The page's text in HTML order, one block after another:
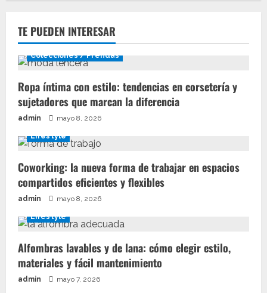
TE PUEDEN INTERESAR
Colecciones / Prendas
Ropa íntima con estilo: tendencias en corsetería y
sujetadores que marcan la diferencia
admin mayo 8, 2026
Lifestyle
Coworking: la nueva forma de trabajar en espacios
compartidos eficientes y flexibles
admin mayo 8, 2026
Lifestyle
Alfombras lavables y de lana: cómo elegir estilo,
materiales y fácil mantenimiento
admin mayo 7, 2026